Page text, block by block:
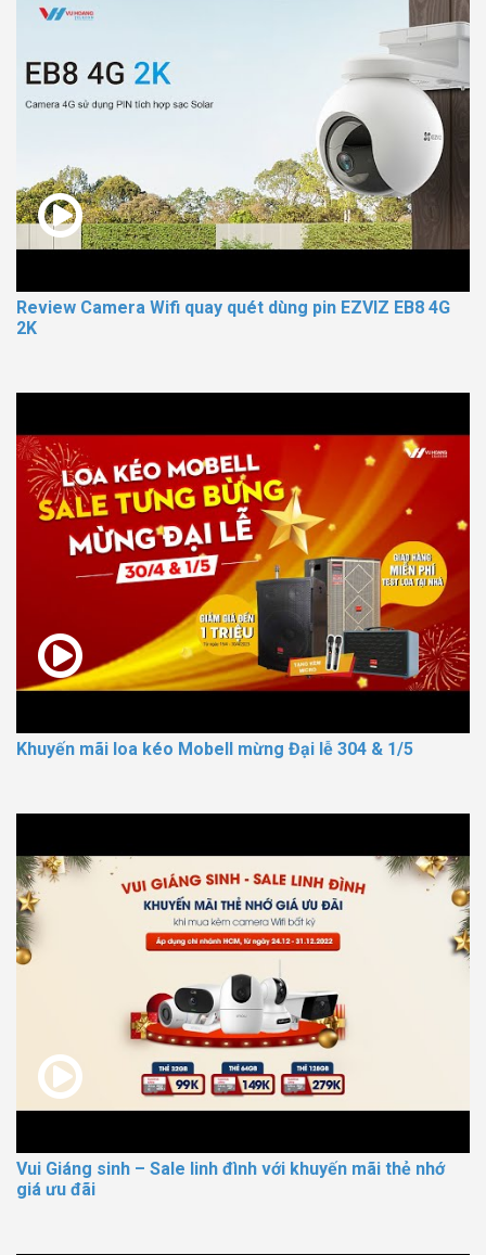
Review Camera Wifi quay quét dùng pin EZVIZ EB8 4G
2K
Khuyến mãi loa kéo Mobell mừng Đại lễ 304 & 1/5
Vui Giáng sinh – Sale linh đình với khuyến mãi thẻ nhớ
giá ưu đãi